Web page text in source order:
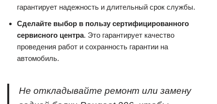
гарантирует надежность и длительный срок службы.
Сделайте выбор в пользу сертифицированного
сервисного центра. Это гарантирует качество
проведения работ и сохранность гарантии на
автомобиль.
Не откладывайте ремонт или замену